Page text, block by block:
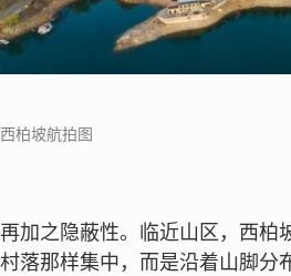
西柏坡航拍图
再加之隐蔽性。临近山区，西柏
村落那样集中，而是沿着山脚分